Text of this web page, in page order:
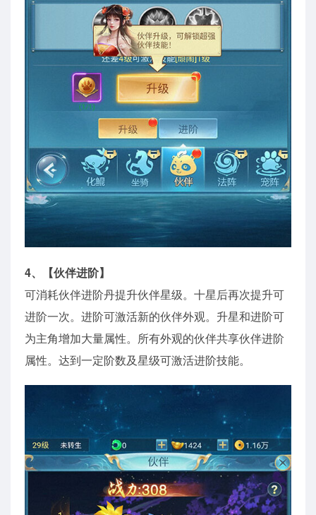
4、【伙伴进阶】
可消耗伙伴进阶丹提升伙伴星级。十星后再次提升可
进阶一次。进阶可激活新的伙伴外观。升星和进阶可
为主角增加大量属性。所有外观的伙伴共享伙伴进阶
属性。达到一定阶数及星级可激活进阶技能。